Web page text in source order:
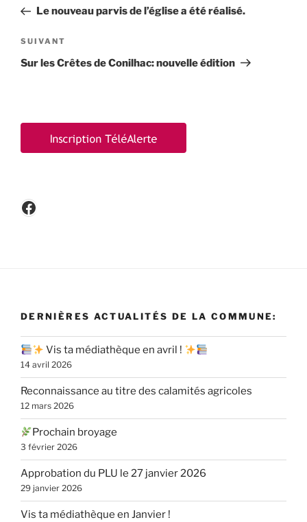
l’article
précédent
Le nouveau parvis de l’église a été réalisé.
Article
suivant
SUIVANT
Sur les Crêtes de Conilhac: nouvelle édition
Facebook
DERNIÈRES ACTUALITÉS DE LA COMMUNE:
Vis ta médiathèque en avril !
14 avril 2026
Reconnaissance au titre des calamités agricoles
12 mars 2026
Prochain broyage
3 février 2026
Approbation du PLU le 27 janvier 2026
29 janvier 2026
Vis ta médiathèque en Janvier !